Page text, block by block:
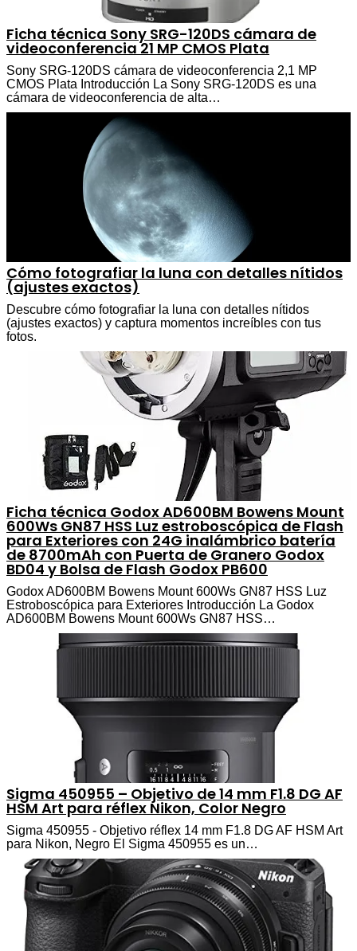
Ficha técnica Sony SRG-120DS cámara de
videoconferencia 21 MP CMOS Plata
Sony SRG-120DS cámara de videoconferencia 2,1 MP
CMOS Plata Introducción La Sony SRG-120DS es una
cámara de videoconferencia de alta…
Cómo fotografiar la luna con detalles nítidos
(ajustes exactos)
Descubre cómo fotografiar la luna con detalles nítidos
(ajustes exactos) y captura momentos increíbles con tus
fotos.
Ficha técnica Godox AD600BM Bowens Mount
600Ws GN87 HSS Luz estroboscópica de Flash
para Exteriores con 24G inalámbrico batería
de 8700mAh con Puerta de Granero Godox
BD04 y Bolsa de Flash Godox PB600
Godox AD600BM Bowens Mount 600Ws GN87 HSS Luz
Estroboscópica para Exteriores Introducción La Godox
AD600BM Bowens Mount 600Ws GN87 HSS…
Sigma 450955 – Objetivo de 14 mm F1.8 DG AF
HSM Art para réflex Nikon, Color Negro
Sigma 450955 - Objetivo réflex 14 mm F1.8 DG AF HSM Art
para Nikon, Negro El Sigma 450955 es un…